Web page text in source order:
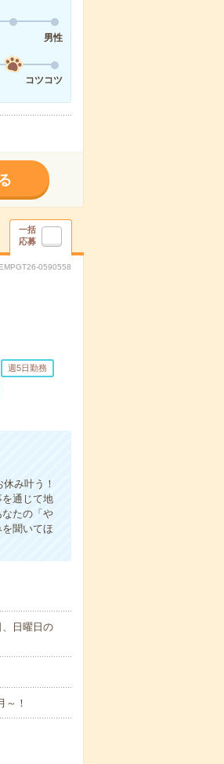
男性
コツコツ
一括
応募
0590558
週5日勤務
み叶う！
通じて地
たの「や
聞いてほ
日曜日の
！